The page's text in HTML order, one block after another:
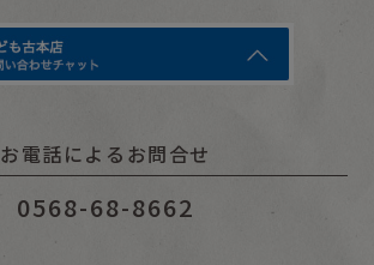
お電話によるお問合せ
0568-68-8662